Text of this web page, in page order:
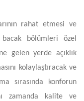
rahat etmesi ve
bölümleri özel
gelen yerde açıklık
kolaylaştıracak ve
sırasında konforun
zamanda kalite ve